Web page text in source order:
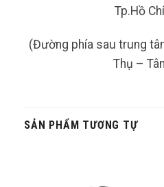
Tp.Hồ
(Đường phía sau trung
Thụ –
SẢN PHẨM TƯƠNG TỰ